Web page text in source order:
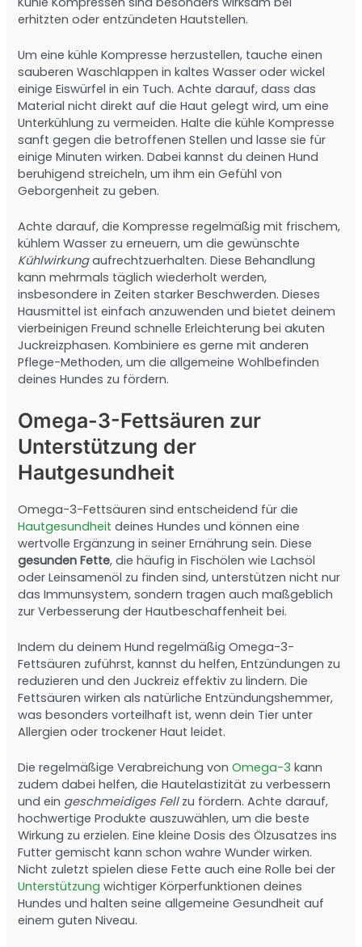
erhitzten oder entzündeten Hautstellen.
Um eine kühle Kompresse herzustellen, tauche einen
sauberen Waschlappen in kaltes Wasser oder wickel
einige Eiswürfel in ein Tuch. Achte darauf, dass das
Material nicht direkt auf die Haut gelegt wird, um eine
Unterkühlung zu vermeiden. Halte die kühle Kompresse
sanft gegen die betroffenen Stellen und lasse sie für
einige Minuten wirken. Dabei kannst du deinen Hund
beruhigend streicheln, um ihm ein Gefühl von
Geborgenheit zu geben.
Achte darauf, die Kompresse regelmäßig mit frischem,
kühlem Wasser zu erneuern, um die gewünschte
Kühlwirkungaufrechtzuerhalten. Diese Behandlung
kann mehrmals täglich wiederholt werden,
insbesondere in Zeiten starker Beschwerden. Dieses
Hausmittel ist einfach anzuwenden und bietet deinem
vierbeinigen Freund schnelle Erleichterung bei akuten
Juckreizphasen. Kombiniere es gerne mit anderen
Pflege-Methoden, um die allgemeine Wohlbefinden
deines Hundes zu fördern.
Omega-3-Fettsäuren zur
Unterstützung der
Hautgesundheit
Omega-3-Fettsäuren sind entscheidend für die
Hautgesundheit deines Hundes und können eine
wertvolle Ergänzung in seiner Ernährung sein. Diese
gesunden Fette, die häufig in Fischölen wie Lachsöl
oder Leinsamenöl zu finden sind, unterstützen nicht nur
das Immunsystem, sondern tragen auch maßgeblich
zur Verbesserung der Hautbeschaffenheit bei.
Indem du deinem Hund regelmäßig Omega-3-
Fettsäuren zuführst, kannst du helfen, Entzündungen zu
reduzieren und den Juckreiz effektiv zu lindern. Die
Fettsäuren wirken als natürliche Entzündungshemmer,
was besonders vorteilhaft ist, wenn dein Tier unter
Allergien oder trockener Haut leidet.
Die regelmäßige Verabreichung vonOmega-3 kann
zudem dabei helfen, die Hautelastizität zu verbessern
und ein geschmeidiges Fellzu fördern. Achte darauf,
hochwertige Produkte auszuwählen, um die beste
Wirkung zu erzielen. Eine kleine Dosis des Ölzusatzes ins
Futter gemischt kann schon wahre Wunder wirken.
Nicht zuletzt spielen diese Fette auch eine Rolle bei der
Unterstützung wichtiger Körperfunktionen deines
Hundes und halten seine allgemeine Gesundheit auf
einem guten Niveau.